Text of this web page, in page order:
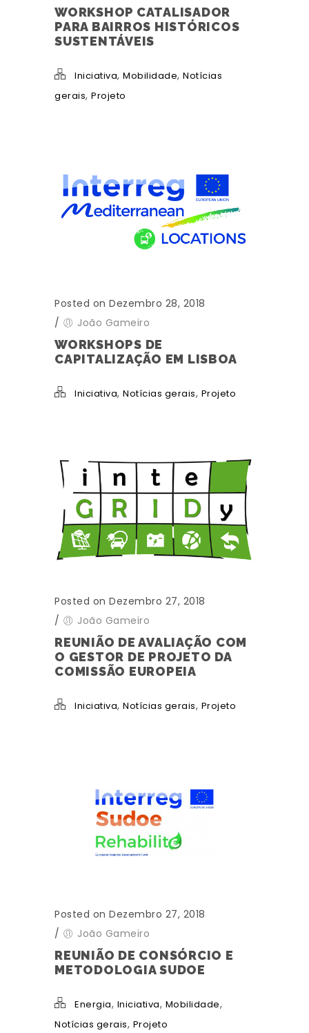
WORKSHOP CATALISADOR
PARA BAIRROS HISTÓRICOS
SUSTENTÁVEIS
Iniciativa, Mobilidade, Notícias
gerais, Projeto
Posted on Dezembro 28, 2018
/
João Gameiro
WORKSHOPS DE
CAPITALIZAÇÃO EM LISBOA
Iniciativa, Notícias gerais, Projeto
Posted on Dezembro 27, 2018
/
João Gameiro
REUNIÃO DE AVALIAÇÃO COM
O GESTOR DE PROJETO DA
COMISSÃO EUROPEIA
Iniciativa, Notícias gerais, Projeto
Posted on Dezembro 27, 2018
/
João Gameiro
REUNIÃO DE CONSÓRCIO E
METODOLOGIA SUDOE
Energia, Iniciativa, Mobilidade,
Notícias gerais, Projeto